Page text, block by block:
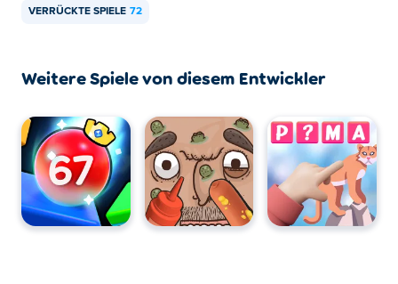
VERRÜCKTE SPIELE 72
Weitere Spiele von diesem Entwickler